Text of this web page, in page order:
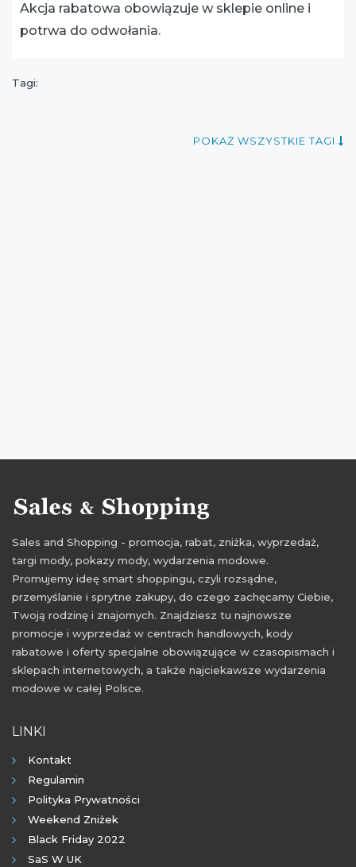
Akcja rabatowa obowiązuje w sklepie online i
potrwa do odwołania.
Tagi:
POKAŻ WSZYSTKIE TAGI
Sales and Shopping - promocja, rabat, zniżka, wyprzedaż,
targi mody, pokazy mody, wydarzenia modowe.
Promujemy ideę smart shoppingu, czyli rozsądne,
przemyślanie i sprytne zakupy, do czego zachęcamy Ciebie,
Twoją rodzinę i znajomych. Znajdziesz tu najnowsze
promocje i wyprzedaż w centrach handlowych, kody
rabatowe i oferty specjalne obowiązujące w czasopismach i
sklepach internetowych, a także najciekawsze wydarzenia
modowe w całej Polsce.
LINKI
Kontakt
Regulamin
Polityka Prywatności
Weekend Zniżek
Black Friday 2022
SaS W UK